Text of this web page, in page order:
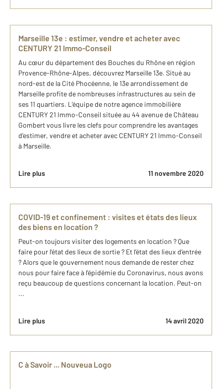
Marseille 13e : estimer, vendre et acheter avec
CENTURY 21 Immo-Conseil
Au cœur du département des Bouches du Rhône en région
Provence-Rhône-Alpes, découvrez Marseille 13e. Situé au
nord-est de la Cité Phocéenne, le 13e arrondissement de
Marseille profite de nombreuses infrastructures au sein de
ses 11 quartiers. L’équipe de notre agence immobilière
CENTURY 21 Immo-Conseil située au 44 avenue de Château
Gombert vous livre les clefs pour comprendre les avantages
d’estimer, vendre et acheter avec CENTURY 21 Immo-Conseil
à Marseille.
Lire plus 11 novembre 2020
COVID-19 et confinement : visites et états des lieux
des biens en location ?
Peut-on toujours visiter des logements en location ? Que
faire pour l’état des lieux de sortie ? Et l’état des lieux d’entrée
? Alors que le gouvernement nous demande de rester chez
nous pour faire face à l'épidémie du Coronavirus, nous avons
reçu beaucoup de questions concernant la location. Peut-on
...
Lire plus 14 avril 2020
C à Savoir ... Nouveua Logo